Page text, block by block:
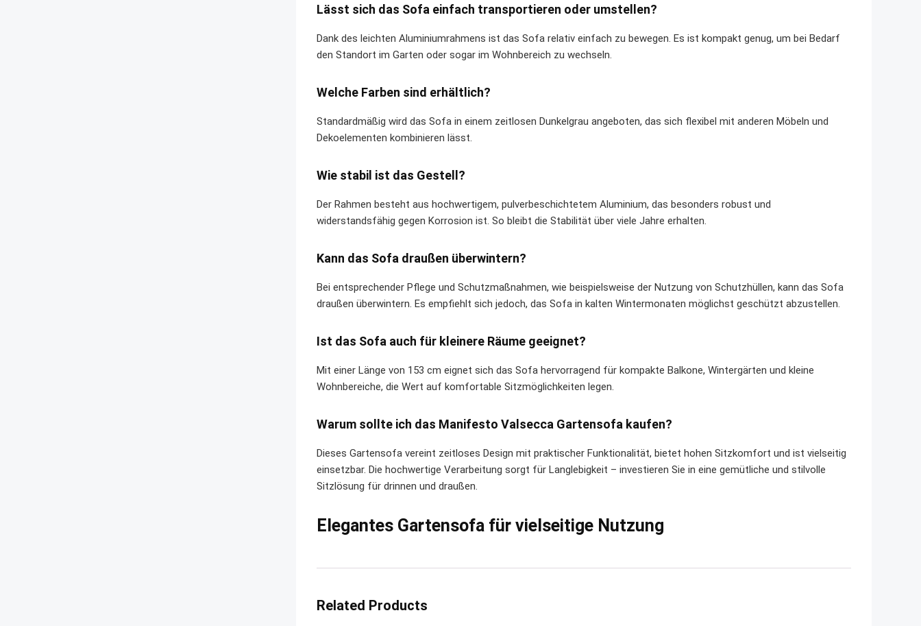
Lässt sich das Sofa einfach transportieren oder umstellen?
Dank des leichten Aluminiumrahmens ist das Sofa relativ einfach zu bewegen. Es ist kompakt genug, um bei Bedarf
den Standort im Garten oder sogar im Wohnbereich zu wechseln.
Welche Farben sind erhältlich?
Standardmäßig wird das Sofa in einem zeitlosen Dunkelgrau angeboten, das sich flexibel mit anderen Möbeln und
Dekoelementen kombinieren lässt.
Wie stabil ist das Gestell?
Der Rahmen besteht aus hochwertigem, pulverbeschichtetem Aluminium, das besonders robust und
widerstandsfähig gegen Korrosion ist. So bleibt die Stabilität über viele Jahre erhalten.
Kann das Sofa draußen überwintern?
Bei entsprechender Pflege und Schutzmaßnahmen, wie beispielsweise der Nutzung von Schutzhüllen, kann das Sofa
draußen überwintern. Es empfiehlt sich jedoch, das Sofa in kalten Wintermonaten möglichst geschützt abzustellen.
Ist das Sofa auch für kleinere Räume geeignet?
Mit einer Länge von 153 cm eignet sich das Sofa hervorragend für kompakte Balkone, Wintergärten und kleine
Wohnbereiche, die Wert auf komfortable Sitzmöglichkeiten legen.
Warum sollte ich das Manifesto Valsecca Gartensofa kaufen?
Dieses Gartensofa vereint zeitloses Design mit praktischer Funktionalität, bietet hohen Sitzkomfort und ist vielseitig
einsetzbar. Die hochwertige Verarbeitung sorgt für Langlebigkeit – investieren Sie in eine gemütliche und stilvolle
Sitzlösung für drinnen und draußen.
Elegantes Gartensofa für vielseitige Nutzung
Related Products